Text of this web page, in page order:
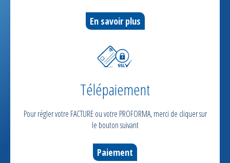
En savoir plus
Télépaiement
Pour régler votre FACTURE ou votre PROFORMA, merci de cliquer sur
le bouton suivant
Paiement